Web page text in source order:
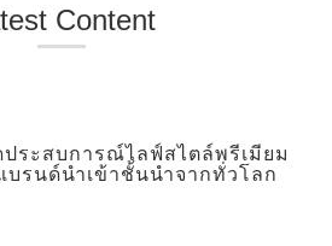
Content
ดประสบการณ์ไลฟ์สไตล์พรีเมียม
รนด์นำเข้าชั้นนำจากทั่วโลก